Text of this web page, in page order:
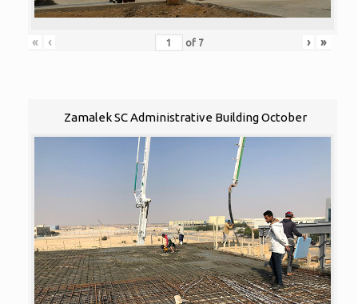
« ‹ of 7 › »
Zamalek SC Administrative Building October